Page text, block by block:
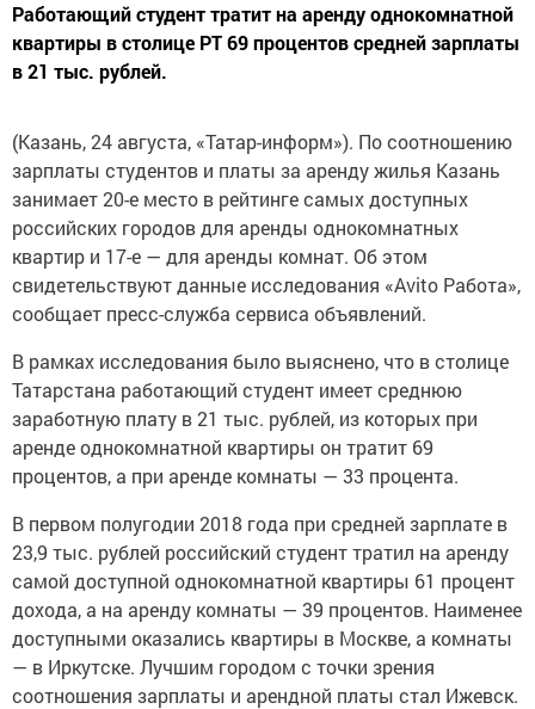
Работающий студент тратит на аренду однокомнатной
квартиры в столице РТ 69 процентов средней зарплаты
в 21 тыс. рублей.
(Казань, 24 августа, «Татар-информ»). По соотношению
зарплаты студентов и платы за аренду жилья Казань
занимает 20-е место в рейтинге самых доступных
российских городов для аренды однокомнатных
квартир и 17-е — для аренды комнат. Об этом
свидетельствуют данные исследования «Avito Работа»,
сообщает пресс-служба сервиса объявлений.
В рамках исследования было выяснено, что в столице
Татарстана работающий студент имеет среднюю
заработную плату в 21 тыс. рублей, из которых при
аренде однокомнатной квартиры он тратит 69
процентов, а при аренде комнаты — 33 процента.
В первом полугодии 2018 года при средней зарплате в
23,9 тыс. рублей российский студент тратил на аренду
самой доступной однокомнатной квартиры 61 процент
дохода, а на аренду комнаты — 39 процентов. Наименее
доступными оказались квартиры в Москве, а комнаты
— в Иркутске. Лучшим городом с точки зрения
соотношения зарплаты и арендной платы стал Ижевск.